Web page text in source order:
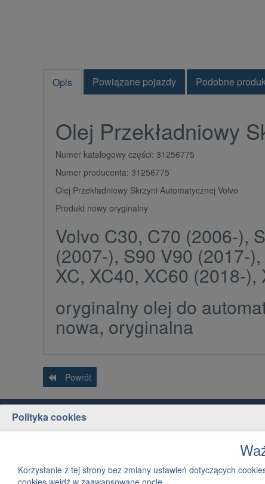
Opis Powiązane pojazdy Podobne
Olej Przekładniowy
Numer katalogowy części: 31256775
Numer producenta: 31256775
Olej Przekładniowy Skrzyni Automatycznej Volvo
Produkt nowy oryginalny
Volvo C30, C70 (2006-),
(2007-), S90 V90 (2017-
XC, XC40, XC60 (2018-
oryginalny olej do
nowa, oryginalna
Powrót
Polityka cookies
Korzystanie z tej strony bez zmiany ustawień dotyczących
cookies wejdź w zaawansowane opcje.
Obsługa klienta
Dostawa
Strefa dla firm
Mapa kategorii